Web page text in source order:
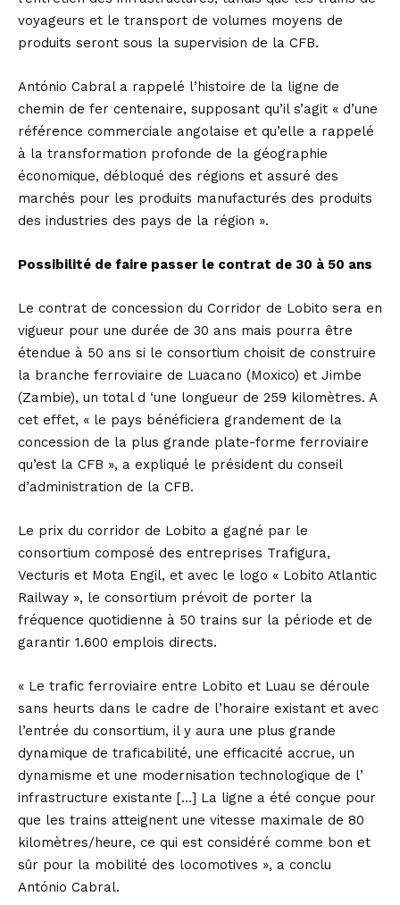
voyageurs et le transport de volumes moyens de
produits seront sous la supervision de la CFB.
António Cabral a rappelé l’histoire de la ligne de
chemin de fer centenaire, supposant qu’il s’agit « d’une
référence commerciale angolaise et qu’elle a rappelé
à la transformation profonde de la géographie
économique, débloqué des régions et assuré des
marchés pour les produits manufacturés des produits
des industries des pays de la région ».
Possibilité de faire passer le contrat de 30 à 50 ans
Le contrat de concession du Corridor de Lobito sera en
vigueur pour une durée de 30 ans mais pourra être
étendue à 50 ans si le consortium choisit de construire
la branche ferroviaire de Luacano (Moxico) et Jimbe
(Zambie), un total d ‘une longueur de 259 kilomètres. A
cet effet, « le pays bénéficiera grandement de la
concession de la plus grande plate-forme ferroviaire
qu’est la CFB », a expliqué le président du conseil
d’administration de la CFB.
Le prix du corridor de Lobito a gagné par le
consortium composé des entreprises Trafigura,
Vecturis et Mota Engil, et avec le logo « Lobito Atlantic
Railway », le consortium prévoit de porter la
fréquence quotidienne à 50 trains sur la période et de
garantir 1.600 emplois directs.
« Le trafic ferroviaire entre Lobito et Luau se déroule
sans heurts dans le cadre de l’horaire existant et avec
l’entrée du consortium, il y aura une plus grande
dynamique de traficabilité, une efficacité accrue, un
dynamisme et une modernisation technologique de l’
infrastructure existante […] La ligne a été conçue pour
que les trains atteignent une vitesse maximale de 80
kilomètres/heure, ce qui est considéré comme bon et
sûr pour la mobilité des locomotives », a conclu
António Cabral.